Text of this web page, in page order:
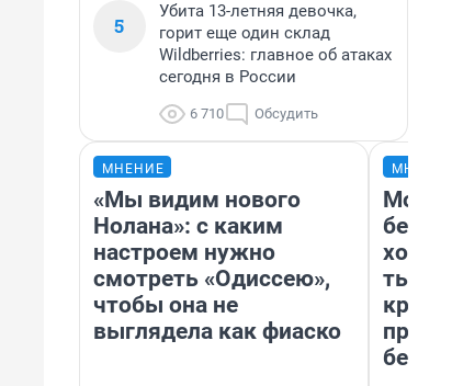
5
Убита 13-летняя девочка,
горит еще один склад
Wildberries: главное об атаках
сегодня в России
6 710 Обсудить
МНЕНИЕ
«Мы видим нового
Нолана»: с каким
настроем нужно
смотреть «Одиссею»,
чтобы она не
выглядела как фиаско
Мой